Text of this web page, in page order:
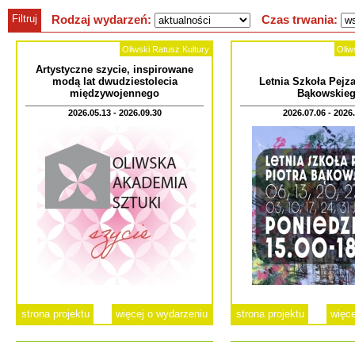
Filtruj Rodzaj wydarzeń: Czas trwania:
Oliwski Ratusz Kultury
Artystyczne szycie, inspirowane
modą lat dwudziestolecia
międzywojennego
2026.05.13 - 2026.09.30
strona projektu więcej o wydarzeniu
Letnia Szkoła
2026.07.06 -
strona projektu